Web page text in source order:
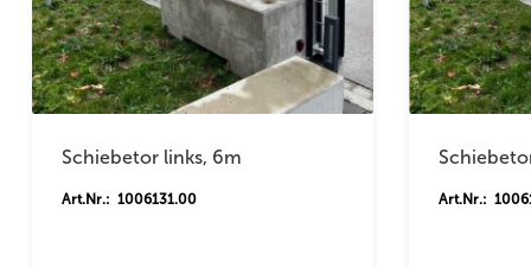
Schiebetor links, 6m
Art.Nr.: 1006131.00 Art.Nr.: